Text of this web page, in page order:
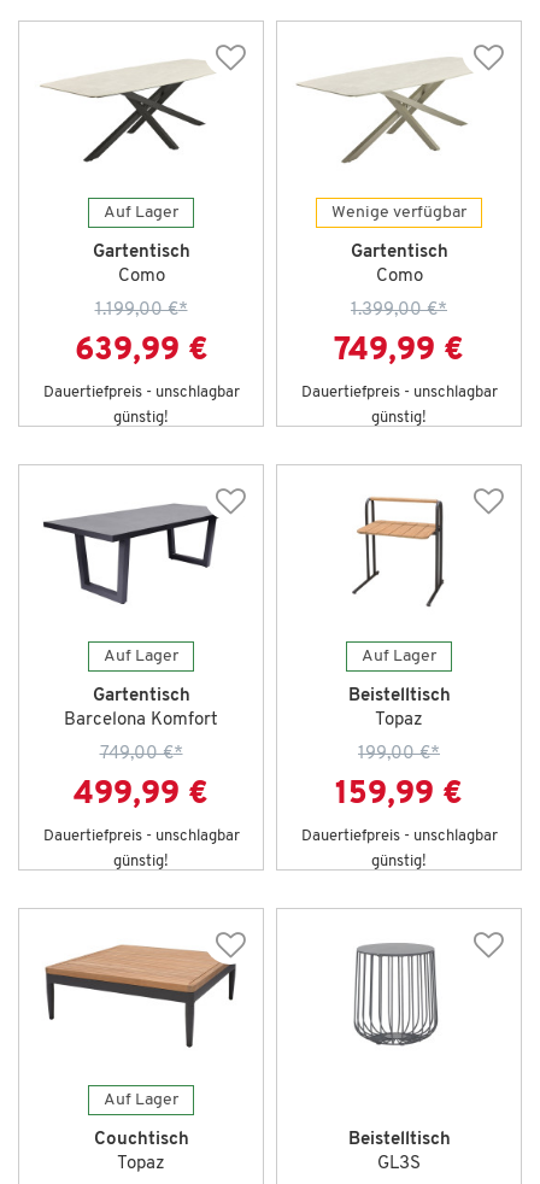
Auf Lager
Gartentisch
Como
1.199,00 €*
639,99 €
Dauertiefpreis - unschlagbar
günstig!
Wenige verfügbar
Gartentisch
Como
1.399,00 €*
749,99 €
Dauertiefpreis - unschlagbar
günstig!
Auf Lager
Gartentisch
Barcelona Komfort
749,00 €*
499,99 €
Dauertiefpreis - unschlagbar
günstig!
Auf Lager
Beistelltisch
Topaz
199,00 €*
159,99 €
Dauertiefpreis - unschlagbar
günstig!
Auf Lager
Couchtisch
Topaz
Beistelltisch
GL3S